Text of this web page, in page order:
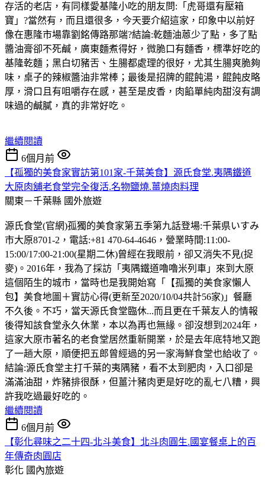
存活的老店，有同樣愛基隆小吃的朋友問:「虎哥還有壓箱
寶」?當然有，而且還很多，今天要介紹這家，印象中以前好
像在惠隆市場靠劉銘傳路那端?結論:乾麵油蒽少了點，多了點
醬油膏卻不死鹹，廣東麵煮得好，微脆口有麵香，標準好吃的
基隆乾麵；黑白切豬舌、生腸都處理的很好，尤其生腸爽脆夠
味，桌子的辣椒醬油非常棒；最後是招牌的餛飩湯，餛飩皮略
厚，滑口且有咀嚼存在感，甚至是皮香，肉餡單純肉甜沒有調
味過的鹹膩，真的非常好吃。
繼續閱讀
6個月前
【孤獨的美食家實訪第101家-千葉美食】源氏食堂.夷隅鐵道
大原肉舖老食堂完全復活.名物鹽燒.薑燒肉料理
關東－千葉縣 國外旅遊
源氏食堂(官網)孤獨的美食家第五季第九話登場:千葉県いすみ
市大原8701-2，電話:+81 470-64-4646，營業時間:11:00-
15:00/17:00-21:00(星期二休)曾經在我眼前，卻又消失不見(捉
麥)。2016年，我為了採訪「夷隅鐵道嚕嚕米列車」來到大原
這個陌生的城市，當時也是我開始寫「【孤獨的美食家懶人
包】美食地圖＋實訪心得(更新至2020/10/04共計56家)」餐廳
不久後。不巧，當天源氏食堂臨休...而且更在千葉友人的情報
後得知該食堂永久休業，本以為再也無緣。卻沒想到2024年，
這家大原市著名的老食堂居然重新開業，於是去年底特地又跑
了一趟大原，順便把五郎曾經過的另一家海鮮食堂也給收了。
結論:源氏食堂主打千葉的夷隅豬，看不太到肥肉，入口卻是
滿滿油甜，炸豬排很酥，但薑汁豬肉更是好吃的亂七八糟，興
許我吃過最好吃的。
繼續閱讀
6個月前
【彰化尋味之二十四-北斗美食】北斗肉圓生.國宴餐桌上的百
年傳奇肉圓店
彰化 國內旅遊